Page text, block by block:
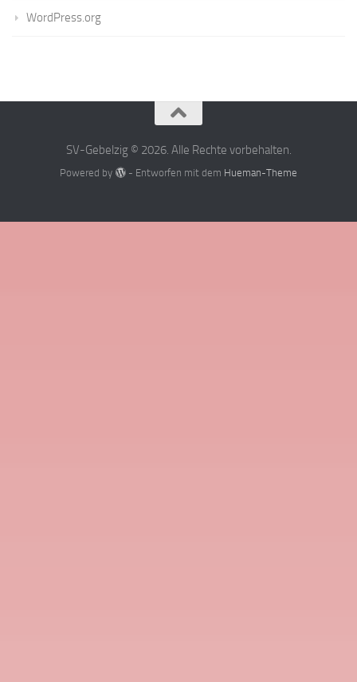
WordPress.org
SV-Gebelzig © 2026. Alle Rechte vorbehalten.
Powered by - Entworfen mit dem Hueman-Theme